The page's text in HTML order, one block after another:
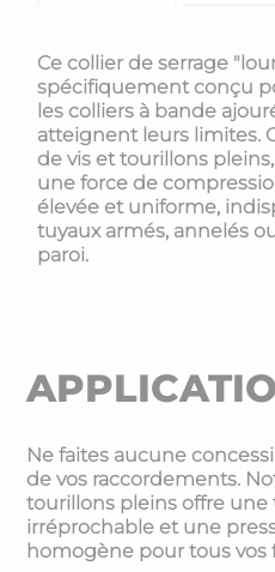
Ce collier de serrage
spécifiquement conçu
les colliers à bande
atteignent leurs limites.
de vis et tourillons
une force de
élevée et uniforme,
tuyaux armés, annelés
paroi.
Ne faites aucune
de vos raccordements.
tourillons pleins offre
irréprochable et une
homogène pour tous vos